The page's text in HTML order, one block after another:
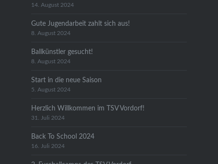
14. August 2024
Gute Jugendarbeit zahlt sich aus!
8. August 2024
Ballkünstler gesucht!
8. August 2024
Start in die neue Saison
5. August 2024
Herzlich Willkommen im TSV Vordorf!
31. Juli 2024
Back To School 2024
16. Juli 2024